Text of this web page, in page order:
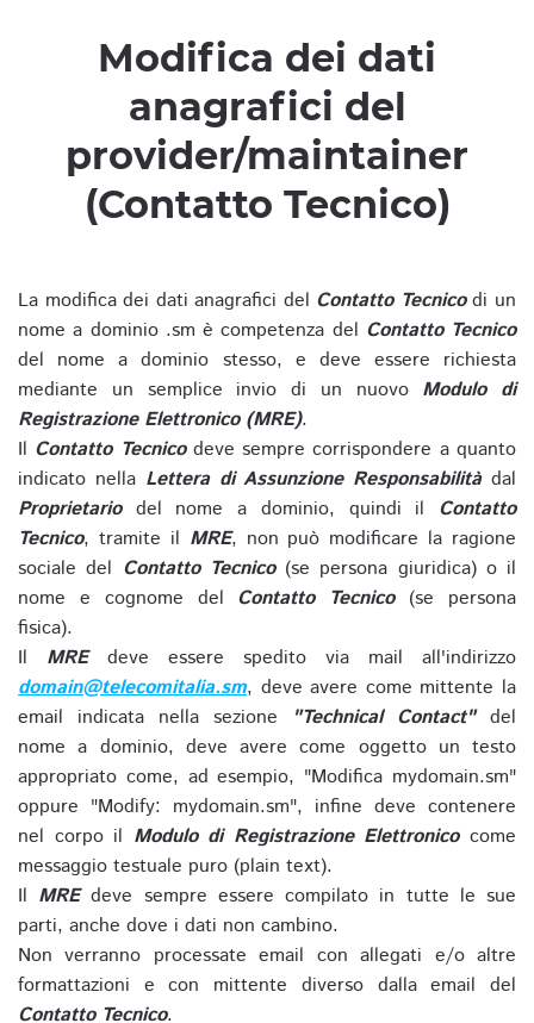
Modifica dei dati
anagrafici del
provider/maintainer
(Contatto Tecnico)
La modifica dei dati anagrafici del Contatto Tecnicodi un
nome a dominio .sm è competenza del Contatto Tecnico
del nome a dominio stesso, e deve essere richiesta
mediante un semplice invio di un nuovo Modulo di
Registrazione Elettronico (MRE).
Il Contatto Tecnicodeve sempre corrispondere a quanto
indicato nella Lettera di Assunzione Responsabilitàdal
Proprietariodel nome a dominio, quindi il Contatto
Tecnico, tramite il MRE, non può modificare la ragione
sociale del Contatto Tecnico(se persona giuridica) o il
nome e cognome del Contatto Tecnico(se persona
fisica).
Il MREdeve essere spedito via mail all'indirizzo
domain@telecomitalia.sm, deve avere come mittente la
email indicata nella sezione
"Technical Contact"del
nome a dominio, deve avere come oggetto un testo
appropriato come, ad esempio, "Modifica mydomain.sm"
oppure "Modify: mydomain.sm", infine deve contenere
nel corpo il Modulo di Registrazione Elettronicocome
messaggio testuale puro (plain text).
Il MREdeve sempre essere compilato in tutte le sue
parti, anche dove i dati non cambino.
Non verranno processate email con allegati e/o altre
formattazioni e con mittente diverso dalla email del
Contatto Tecnico.